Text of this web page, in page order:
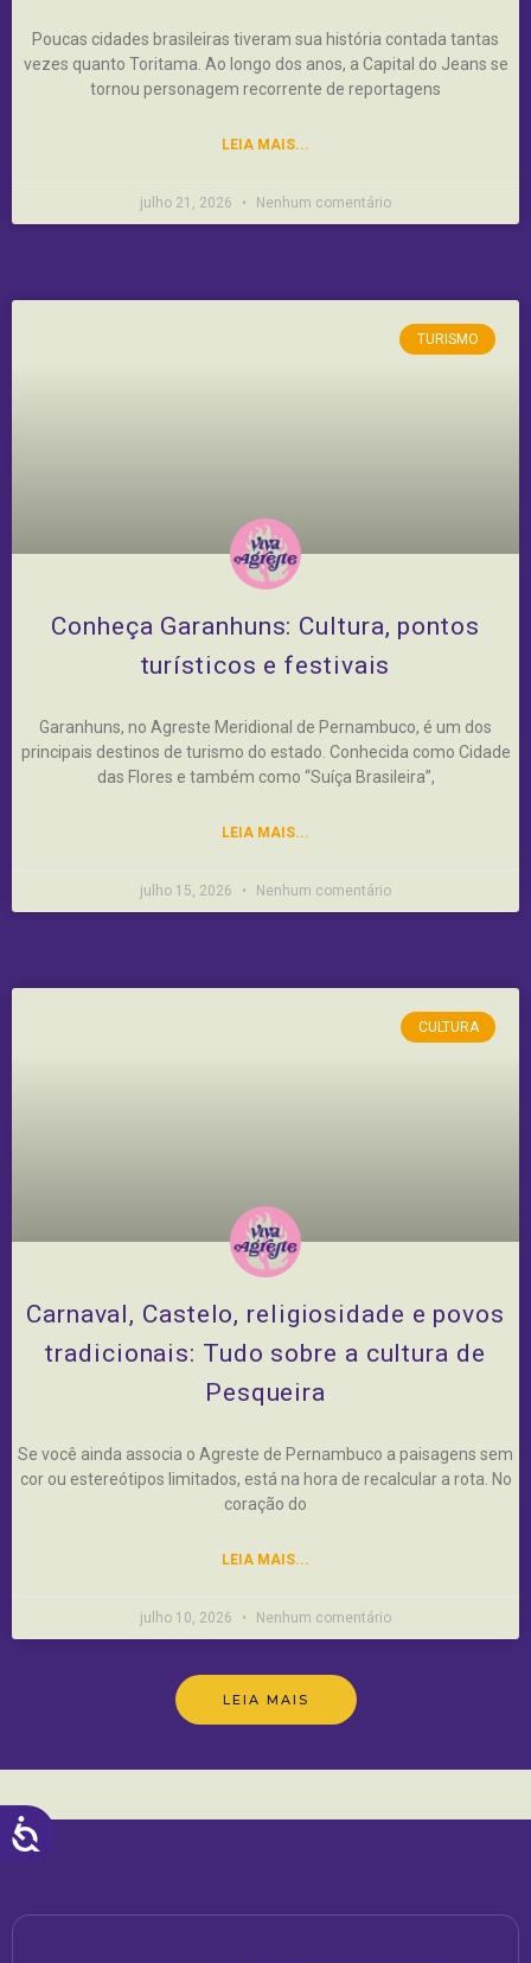
ACESSIBILIDADE
Poucas cidades brasileiras tiveram sua história contada tantas
vezes quanto Toritama. Ao longo dos anos, a Capital do Jeans se
tornou personagem recorrente de reportagens
LEIA MAIS...
julho 21, 2026 Nenhum comentário
TURISMO
Conheça Garanhuns: Cultura, pontos
turísticos e festivais
Garanhuns, no Agreste Meridional de Pernambuco, é um dos
principais destinos de turismo do estado. Conhecida como Cidade
das Flores e também como “Suíça Brasileira”,
LEIA MAIS...
julho 15, 2026 Nenhum comentário
CULTURA
Carnaval, Castelo, religiosidade e povos
tradicionais: Tudo sobre a cultura de
Pesqueira
Se você ainda associa o Agreste de Pernambuco a paisagens sem
cor ou estereótipos limitados, está na hora de recalcular a rota. No
coração do
LEIA MAIS...
julho 10, 2026 Nenhum comentário
LEIA MAIS